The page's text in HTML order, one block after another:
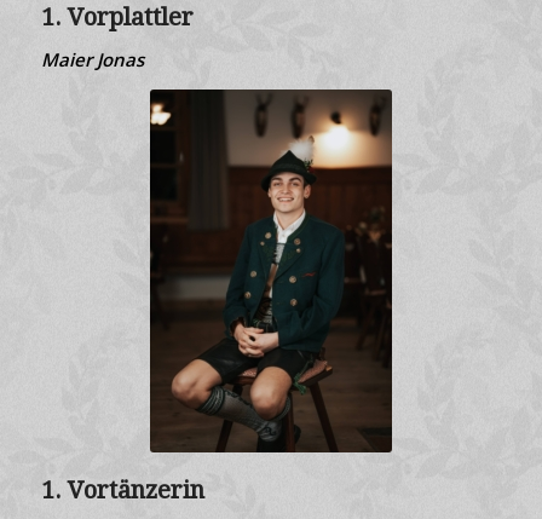
1. Vorplattler
Maier Jonas
1. Vortänzerin